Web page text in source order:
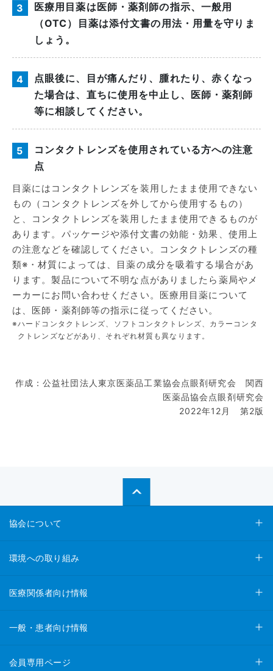
3
医療用目薬は医師・薬剤師の指示、一般用
（OTC）目薬は添付文書の用法・用量を守りま
しょう。
4
点眼後に、目が痛んだり、腫れたり、赤くなっ
た場合は、直ちに使用を中止し、医師・薬剤師
等に相談してください。
5
コンタクトレンズを使用されている方への注意
点
目薬にはコンタクトレンズを装用したまま使用できない
もの（コンタクトレンズを外してから使用するもの）
と、コンタクトレンズを装用したまま使用できるものが
あります。パッケージや添付文書の効能・効果、使用上
の注意などを確認してください。コンタクトレンズの種
類※・材質によっては、目薬の成分を吸着する場合があ
ります。製品について不明な点がありましたら薬局やメ
ーカーにお問い合わせください。医療用目薬について
は、医師・薬剤師等の指示に従ってください。
※ハードコンタクトレンズ、ソフトコンタクトレンズ、カラーコンタ
クトレンズなどがあり、それぞれ材質も異なります。
作成：公益社団法人東京医薬品工業協会点眼剤研究会 関西
医薬品協会点眼剤研究会
2022年12月 第2版
協会について
環境への取り組み
医療関係者向け情報
一般・患者向け情報
会員専用ページ